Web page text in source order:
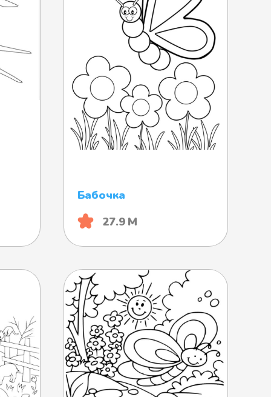
Бабочка
27.9 М